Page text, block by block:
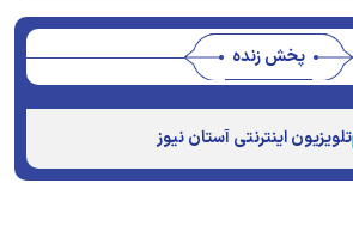
پخش زنده
تلویزیون اینترنتی آستان نیوز